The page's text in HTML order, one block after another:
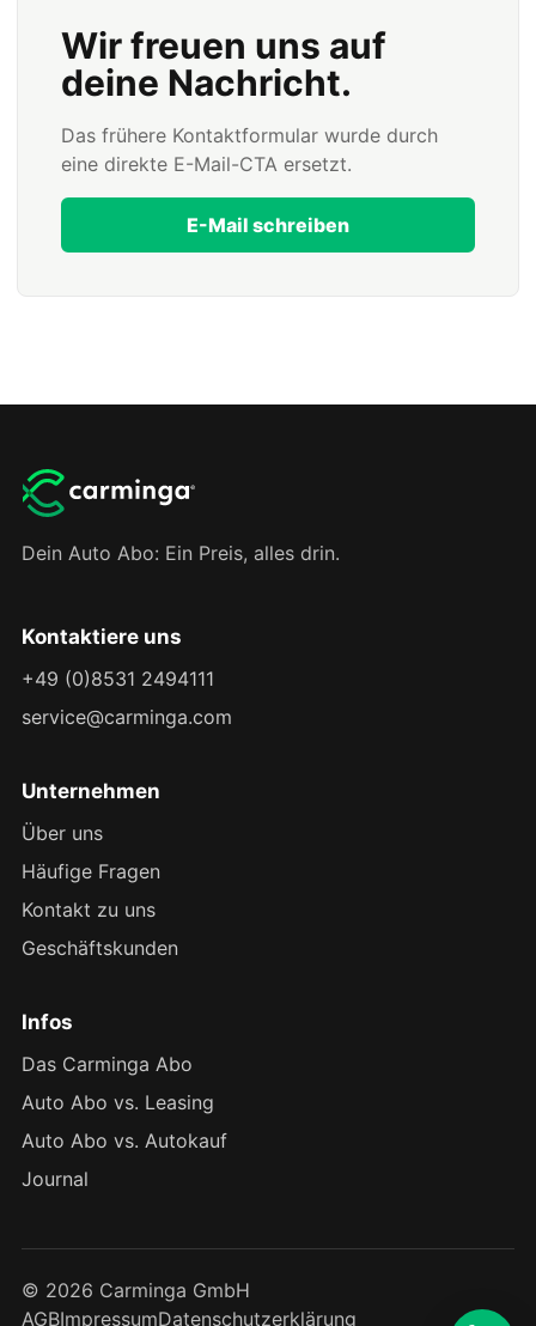
Wir freuen uns auf
deine Nachricht.
Das frühere Kontaktformular wurde durch
eine direkte E-Mail-CTA ersetzt.
E-Mail schreiben
Dein Auto Abo: Ein Preis, alles drin.
Kontaktiere uns
+49 (0)8531 2494111
service@carminga.com
Unternehmen
Über uns
Häufige Fragen
Kontakt zu uns
Geschäftskunden
Infos
Das Carminga Abo
Auto Abo vs. Leasing
Auto Abo vs. Autokauf
Journal
© 2026 Carminga GmbH
AGBImpressumDatenschutzerklärung